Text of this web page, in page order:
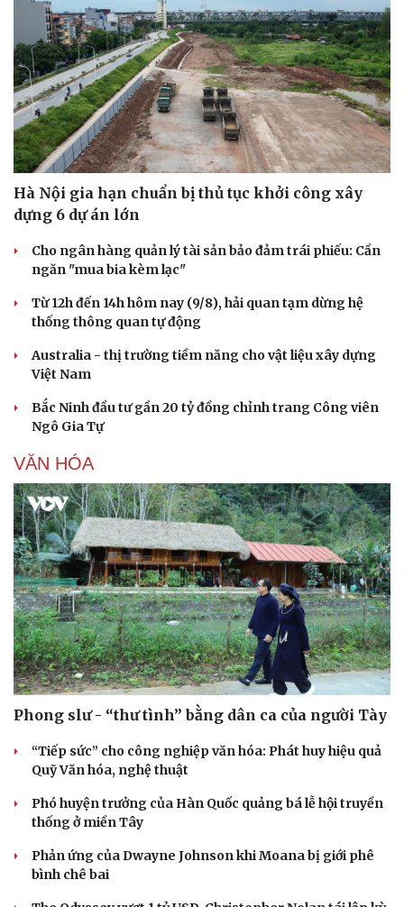
Văn hóa
Văn học
Âm nhạc
Giải trí
Thời trang
Hà Nội gia hạn chuẩn bị thủ tục khởi công xây
dựng 6 dự án lớn
Cho ngân hàng quản lý tài sản bảo đảm trái phiếu: Cần
ngăn "mua bia kèm lạc"
Từ 12h đến 14h hôm nay (9/8), hải quan tạm dừng hệ
thống thông quan tự động
Australia - thị trường tiềm năng cho vật liệu xây dựng
Việt Nam
Bắc Ninh đầu tư gần 20 tỷ đồng chỉnh trang Công viên
Ngô Gia Tự
VĂN HÓA
Phong slư - “thư tình” bằng dân ca của người Tày
“Tiếp sức” cho công nghiệp văn hóa: Phát huy hiệu quả
Quỹ Văn hóa, nghệ thuật
Phó huyện trưởng của Hàn Quốc quảng bá lễ hội truyền
thống ở miền Tây
Phản ứng của Dwayne Johnson khi Moana bị giới phê
bình chê bai